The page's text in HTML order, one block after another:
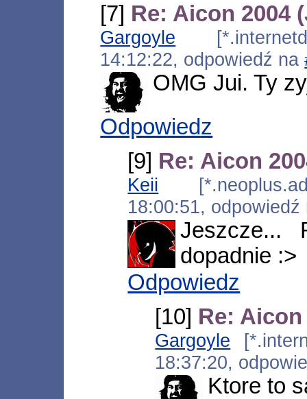
[7] Re: Aicon 2004
Gargoyle
14:12:22, odpowiedź na
OMG Jui. Ty
Odpowiedz
[9] Re: Aicon
Keii
18:00:51,
Jeszcze...
dopadnie :>
Odpowiedz
[10] Re:
Gargoyle
18:37:20,
Ktore to